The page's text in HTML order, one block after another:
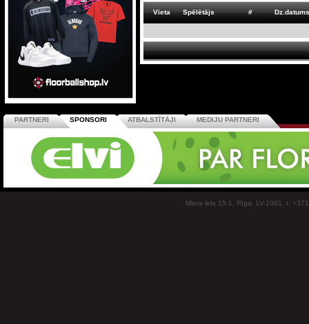
Vieta Spēlētājs # Dz.datums
PARTNERI SPONSORI ATBALSTĪTĀJI MEDIJU PARTNERI
Miera iela 15-1, Rīga, LV-1001, t: